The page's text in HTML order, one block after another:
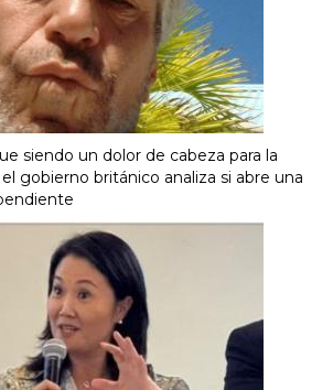
siendo un dolor de cabeza para la
el gobierno británico analiza si abre una